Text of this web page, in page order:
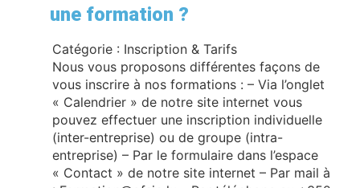
une formation ?
Catégorie : Inscription & Tarifs
Nous vous proposons différentes façons de
vous inscrire à nos formations : – Via l’onglet
« Calendrier » de notre site internet vous
pouvez effectuer une inscription individuelle
(inter-entreprise) ou de groupe (intra-
entreprise) – Par le formulaire dans l’espace
« Contact » de notre site internet – Par mail à